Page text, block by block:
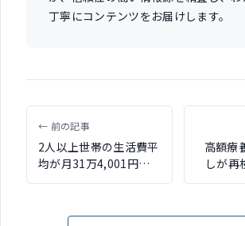
丁寧にコンテンツをお届けします。
← 前の記事
2人以上世帯の生活費平
均が月31万4,001円で
4.6％増加 2025年家計
高額療
しが再
月に所